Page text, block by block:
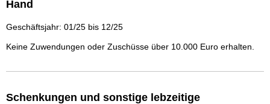
Hand
Geschäftsjahr: 01/25 bis 12/25
Keine Zuwendungen oder Zuschüsse über 10.000 Euro erhalten.
Schenkungen und sonstige lebzeitige